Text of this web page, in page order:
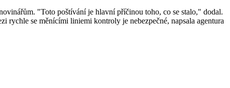
"Toto poštívání je hlavní příčinou toho, co se stalo," dodal.
rychle se měnícími liniemi kontroly je nebezpečné, napsala agentura